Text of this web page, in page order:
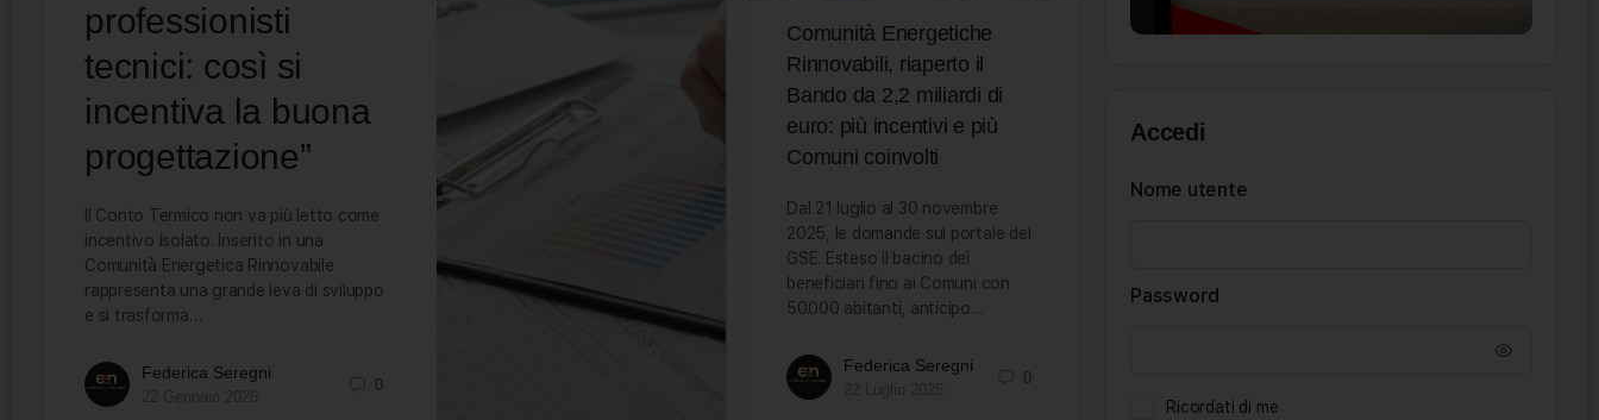
professionisti
tecnici: così si
incentiva la buona
progettazione”
Il Conto Termico non va più letto come
incentivo isolato. Inserito in una
Comunità Energetica Rinnovabile
rappresenta una grande leva di sviluppo
e si trasforma…
Federica Seregni
0
Comunità Energetiche
Rinnovabili, riaperto il
Bando da 2,2 miliardi di
euro: più incentivi e più
Comuni coinvolti
Dal 21 luglio al 30 novembre
2025, le domande sul portale del
GSE. Esteso il bacino dei
beneficiari fino ai Comuni con
50.000 abitanti, anticipo…
Federica Seregni
0
Accedi
Nome utente
Password
Ricordati di me